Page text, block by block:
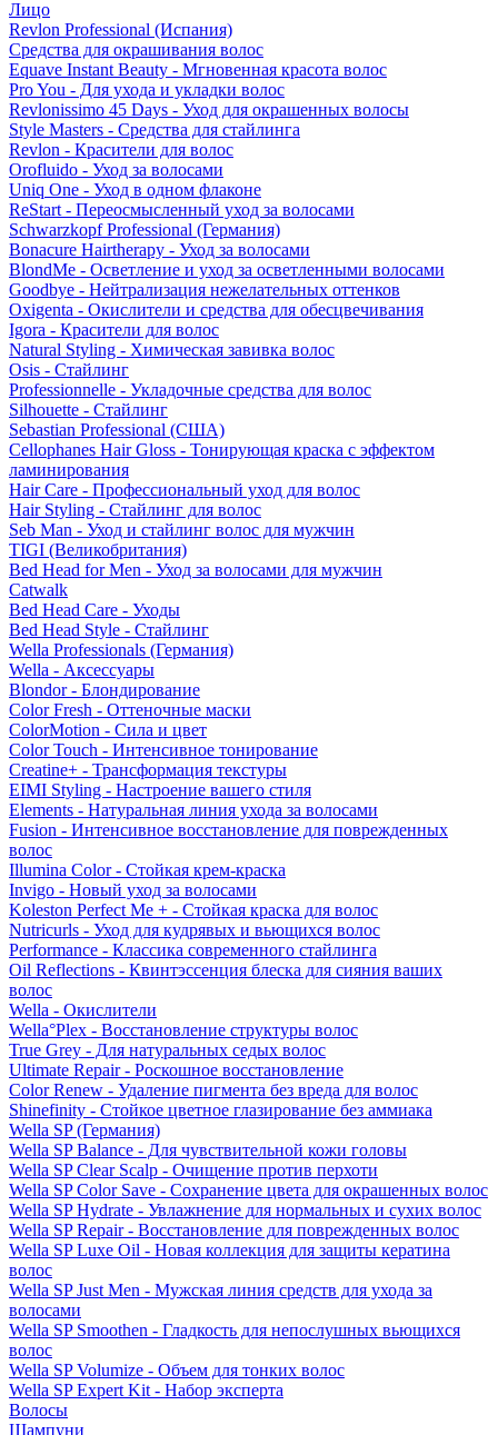
Лицо
Revlon Professional (Испания)
Средства для окрашивания волос
Equave Instant Beauty - Мгновенная красота волос
Pro You - Для ухода и укладки волос
Revlonissimo 45 Days - Уход для окрашенных волосы
Style Masters - Средства для стайлинга
Revlon - Красители для волос
Orofluido - Уход за волосами
Uniq One - Уход в одном флаконе
ReStart - Переосмысленный уход за волосами
Schwarzkopf Professional (Германия)
Bonacure Hairtherapy - Уход за волосами
BlondMe - Осветление и уход за осветленными волосами
Goodbye - Нейтрализация нежелательных оттенков
Oxigenta - Окислители и средства для обесцвечивания
Igora - Красители для волос
Natural Styling - Химическая завивка волос
Osis - Стайлинг
Professionnelle - Укладочные средства для волос
Silhouette - Стайлинг
Sebastian Professional (США)
Cellophanes Hair Gloss - Тонирующая краска с эффектом
ламинирования
Hair Care - Профессиональный уход для волос
Hair Styling - Стайлинг для волос
Seb Man - Уход и стайлинг волос для мужчин
TIGI (Великобритания)
Bed Head for Men - Уход за волосами для мужчин
Catwalk
Bed Head Care - Уходы
Bed Head Style - Стайлинг
Wella Professionals (Германия)
Wella - Аксессуары
Blondor - Блондирование
Color Fresh - Оттеночные маски
ColorMotion - Сила и цвет
Color Touch - Интенсивное тонирование
Creatine+ - Трансформация текстуры
EIMI Styling - Настроение вашего стиля
Elements - Натуральная линия ухода за волосами
Fusion - Интенсивное восстановление для поврежденных
волос
Illumina Color - Стойкая крем-краска
Invigo - Новый уход за волосами
Koleston Perfect Me + - Стойкая краска для волос
Nutricurls - Уход для кудрявых и вьющихся волос
Performance - Классика современного стайлинга
Oil Reflections - Квинтэссенция блеска для сияния ваших
волос
Wella - Окислители
Wella°Plex - Восстановление структуры волос
True Grey - Для натуральных седых волос
Ultimate Repair - Роскошное восстановление
Color Renew - Удаление пигмента без вреда для волос
Shinefinity - Стойкое цветное глазирование без аммиака
Wella SP (Германия)
Wella SP Balance - Для чувствительной кожи головы
Wella SP Clear Scalp - Очищение против перхоти
Wella SP Color Save - Сохранение цвета для окрашенных волос
Wella SP Hydrate - Увлажнение для нормальных и сухих волос
Wella SP Repair - Восстановление для поврежденных волос
Wella SP Luxe Oil - Новая коллекция для защиты кератина
волос
Wella SP Just Men - Мужская линия средств для ухода за
волосами
Wella SP Smoothen - Гладкость для непослушных вьющихся
волос
Wella SP Volumize - Объем для тонких волос
Wella SP Expert Kit - Набор эксперта
Волосы
Шампуни